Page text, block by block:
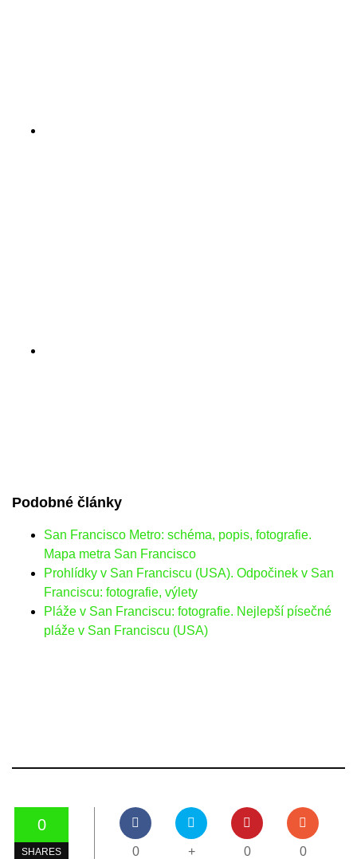
Podobné články
San Francisco Metro: schéma, popis, fotografie.
Mapa metra San Francisco
Prohlídky v San Franciscu (USA). Odpočinek v San
Franciscu: fotografie, výlety
Pláže v San Franciscu: fotografie. Nejlepší písečné
pláže v San Franciscu (USA)
0
SHARES 0 + 0 0